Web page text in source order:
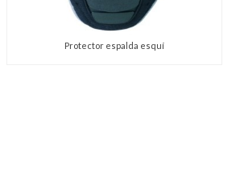
Protector espalda esquí